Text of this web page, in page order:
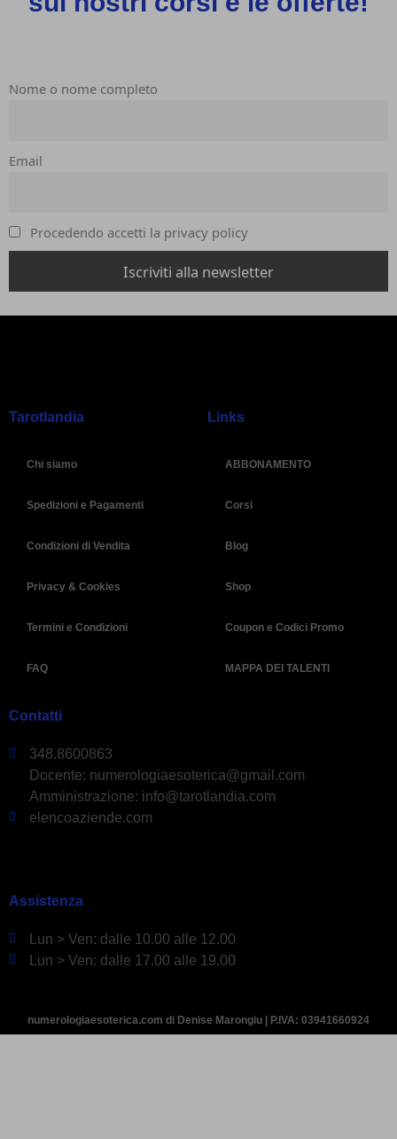
Nome o nome completo
Email
Procedendo accetti la privacy policy
Tarotlandia
Chi siamo
Spedizioni e Pagamenti
Condizioni di Vendita
Privacy & Cookies
Termini e Condizioni
FAQ
Links
ABBONAMENTO
Corsi
Blog
Shop
Coupon e Codici Promo
MAPPA DEI TALENTI
Contatti
348.8600863
Docente: numerologiaesoterica@gmail.com
Amministrazione: info@tarotlandia.com
elencoaziende.com
Assistenza
Lun > Ven: dalle 10.00 alle 12.00
Lun > Ven: dalle 17.00 alle 19.00
numerologiaesoterica.com di Denise Marongiu | P.IVA: 03941660924